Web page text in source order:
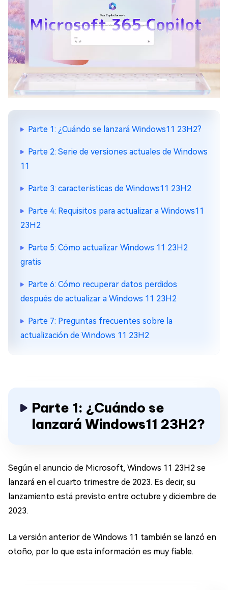
Parte 1: ¿Cuándo se lanzará Windows11 23H2?
Parte 2: Serie de versiones actuales de Windows
11
Parte 3: características de Windows11 23H2
Parte 4: Requisitos para actualizar a Windows11
23H2
Parte 5: Cómo actualizar Windows 11 23H2
gratis
Parte 6: Cómo recuperar datos perdidos
después de actualizar a Windows 11 23H2
Parte 7: Preguntas frecuentes sobre la
actualización de Windows 11 23H2
Parte 1: ¿Cuándo se
lanzará Windows11 23H2?
Según el anuncio de Microsoft, Windows 11 23H2 se
lanzará en el cuarto trimestre de 2023. Es decir, su
lanzamiento está previsto entre octubre y diciembre de
2023.
La versión anterior de Windows 11 también se lanzó en
otoño, por lo que esta información es muy fiable.